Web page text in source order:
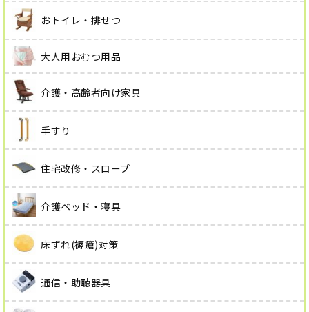
おトイレ・排せつ
大人用おむつ用品
介護・高齢者向け家具
手すり
住宅改修・スロープ
介護ベッド・寝具
床ずれ(褥瘡)対策
通信・助聴器具